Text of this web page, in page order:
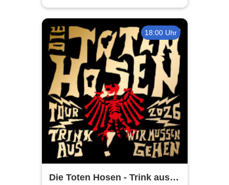
18:00 Uhr
Die Toten Hosen - Trink aus!